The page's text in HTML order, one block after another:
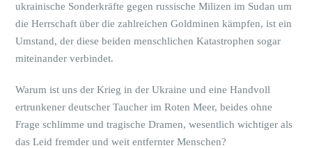
ukrainische Sonderkräfte gegen russische Milizen im Sudan um
die Herrschaft über die zahlreichen Goldminen kämpfen, ist ein
Umstand, der diese beiden menschlichen Katastrophen sogar
miteinander verbindet.
Warum ist uns der Krieg in der Ukraine und eine Handvoll
ertrunkener deutscher Taucher im Roten Meer, beides ohne
Frage schlimme und tragische Dramen, wesentlich wichtiger als
das Leid fremder und weit entfernter Menschen?